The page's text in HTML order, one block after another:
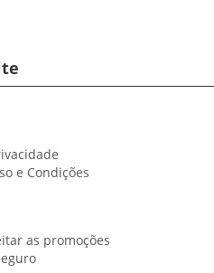
e Condições
as promoções